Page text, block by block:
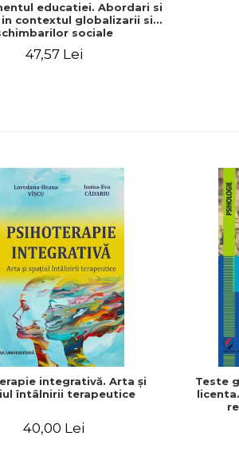
educatiei. Abordari si
contextul globalizarii si
sociale
47,57 Lei
integrativă. Arta şi
întâlnirii terapeutice
40,00 Lei
Teste